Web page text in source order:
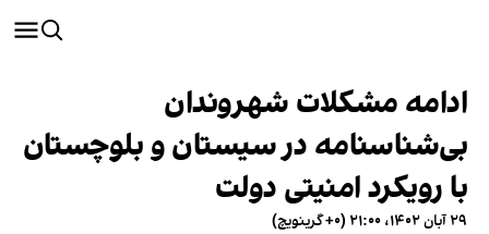
ادامه مشکلات شهروندان
بی‌شناسنامه‌ در سیستان و بلوچستان
با رویکرد امنیتی دولت
۲۹ آبان ۱۴۰۲، ۲۱:۰۰ (‎+۰ گرینویچ)